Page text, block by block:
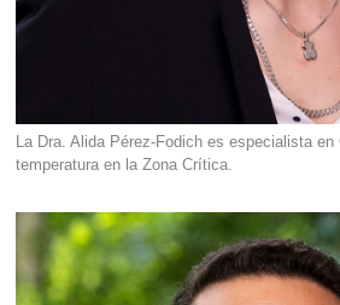
La Dra. Alida Pérez-Fodich es especialista
temperatura en la Zona Crítica.